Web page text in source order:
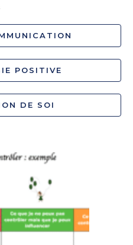
POSITIVE
DE SOI